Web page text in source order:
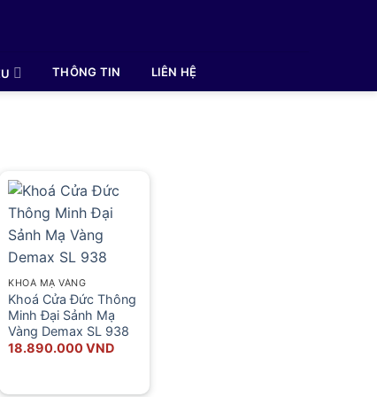
THÔNG TIN LIÊN HỆ
VND.
KHOÁ MẠ VÀNG
Khoá Cửa Đức Thông
Minh Đại Sảnh Mạ
Vàng Demax SL 938
18.890.000VND